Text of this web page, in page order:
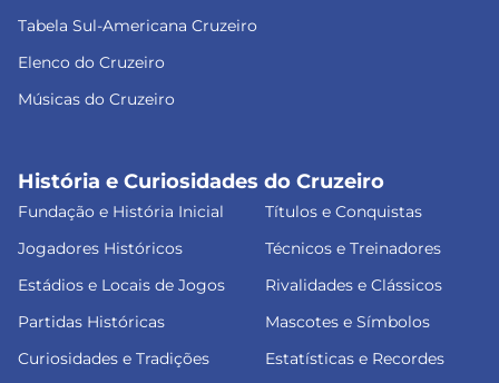
Tabela Sul-Americana Cruzeiro
Elenco do Cruzeiro
Músicas do Cruzeiro
História e Curiosidades do Cruzeiro
Fundação e História Inicial
Títulos e Conquistas
Jogadores Históricos
Técnicos e Treinadores
Estádios e Locais de Jogos
Rivalidades e Clássicos
Partidas Históricas
Mascotes e Símbolos
Curiosidades e Tradições
Estatísticas e Recordes